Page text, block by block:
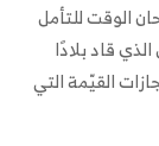
الوقت للتأمل
قاد بلادًا
القيّمة التي